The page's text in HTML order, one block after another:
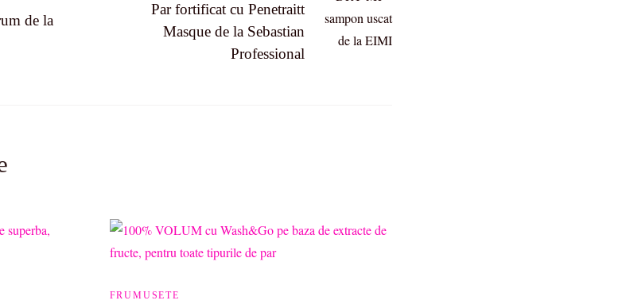
de la
Par fortificat cu Penetraitt
Masque de la Sebastian
Professional
FRUMUSETE